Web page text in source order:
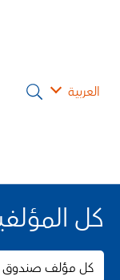
العربية
كل
كل مؤلف صندوق